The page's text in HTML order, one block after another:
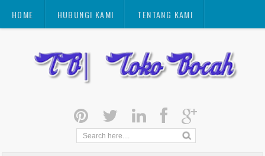
HOME HUBUNGI KAMI TENTANG KAMI